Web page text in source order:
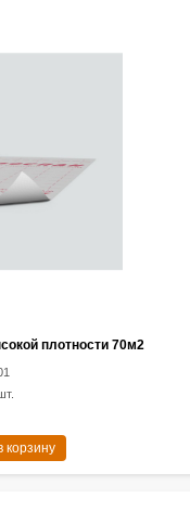
плотности 70м2
корзину